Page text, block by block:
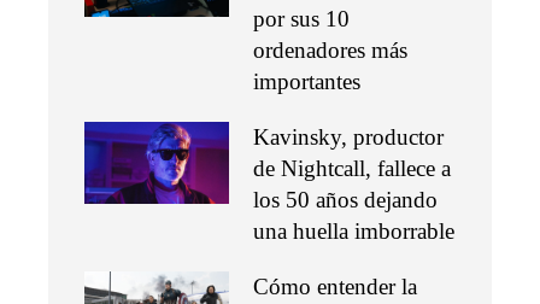
por sus 10
ordenadores más
importantes
Kavinsky, productor
de Nightcall, fallece a
los 50 años dejando
una huella imborrable
Cómo entender la